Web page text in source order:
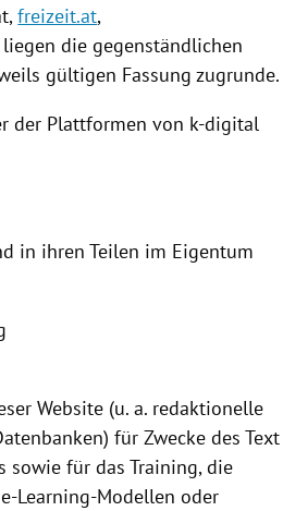
freizeit.at,
die gegenständlichen
gültigen Fassung zugrunde.
der Plattformen von k-digital
in ihren Teilen im Eigentum
Website (u. a. redaktionelle
für Zwecke des Text
sowie für das Training, die
Learning-Modellen oder